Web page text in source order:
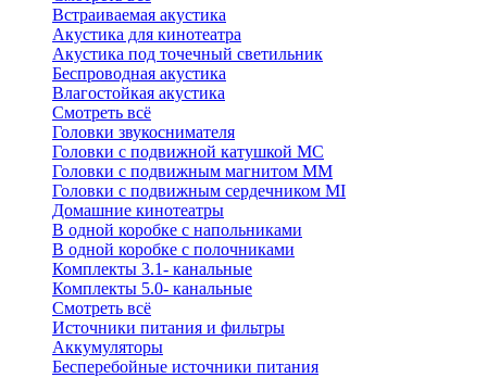
Встраиваемая акустика
Акустика для кинотеатра
Акустика под точечный светильник
Беспроводная акустика
Влагостойкая акустика
Смотреть всё
Головки звукоснимателя
Головки с подвижной катушкой MC
Головки с подвижным магнитом ММ
Головки с подвижным сердечником MI
Домашние кинотеатры
В одной коробке с напольниками
В одной коробке с полочниками
Комплекты 3.1- канальные
Комплекты 5.0- канальные
Смотреть всё
Источники питания и фильтры
Аккумуляторы
Бесперебойные источники питания